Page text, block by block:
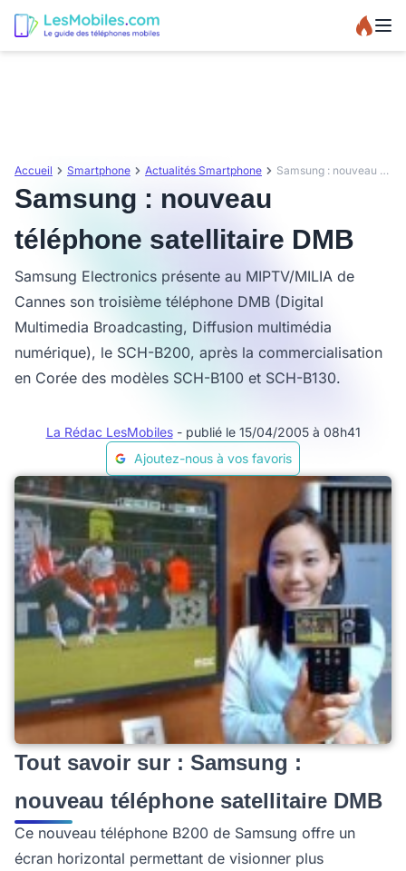
Accueil Smartphone Actualités Smartphone Samsung : nouveau téléphone satellitaire DMB
Samsung : nouveau
téléphone satellitaire DMB
Samsung Electronics présente au MIPTV/MILIA de
Cannes son troisième téléphone DMB (Digital
Multimedia Broadcasting, Diffusion multimédia
numérique), le SCH-B200, après la commercialisation
en Corée des modèles SCH-B100 et SCH-B130.
La Rédac LesMobiles - publié le 15/04/2005 à 08h41
Ajoutez-nous à vos favoris
Tout savoir sur : Samsung :
nouveau téléphone satellitaire DMB
Ce nouveau téléphone B200 de Samsung offre un
écran horizontal permettant de visionner plus